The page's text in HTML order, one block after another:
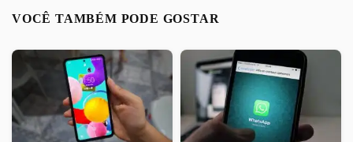
VOCÊ TAMBÉM PODE GOSTAR